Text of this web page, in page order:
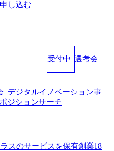
し込む
受付中 選考会
_デジタルイノベーション事
ジションサーチ
スのサービスを保有創業18